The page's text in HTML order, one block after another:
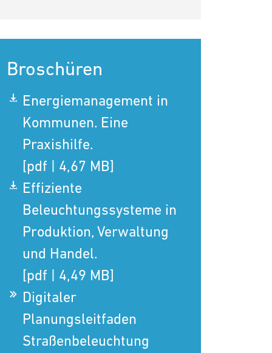
Broschüren
Energiemanagement in
Kommunen. Eine
Praxishilfe.
[pdf | 4,67 MB]
Effiziente
Beleuchtungssysteme in
Produktion, Verwaltung
und Handel.
[pdf | 4,49 MB]
Digitaler
Planungsleitfaden
Straßenbeleuchtung